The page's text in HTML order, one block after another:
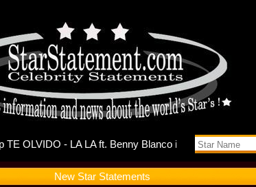
New Star Statements